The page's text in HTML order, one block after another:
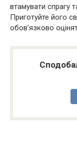
втамувати спрагу
Приготуйте його
обов’язково